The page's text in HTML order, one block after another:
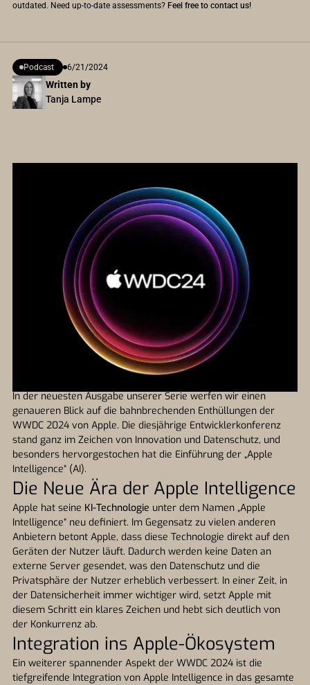
outdated. Need up-to-date assessments? Feel free to contact us!
Written by
Tanja Lampe
Podcast 6/21/2024
In der neuesten Ausgabe unserer Serie werfen wir einen
genaueren Blick auf die bahnbrechenden Enthüllungen der
WWDC 2024 von Apple. Die diesjährige Entwicklerkonferenz
stand ganz im Zeichen von Innovation und Datenschutz, und
besonders hervorgestochen hat die Einführung der „Apple
Intelligence“ (AI).
Die Neue Ära der Apple Intelligence
Apple hat seine KI-Technologie unter dem Namen „Apple
Intelligence“ neu definiert. Im Gegensatz zu vielen anderen
Anbietern betont Apple, dass diese Technologie direkt auf den
Geräten der Nutzer läuft. Dadurch werden keine Daten an
externe Server gesendet, was den Datenschutz und die
Privatsphäre der Nutzer erheblich verbessert. In einer Zeit, in
der Datensicherheit immer wichtiger wird, setzt Apple mit
diesem Schritt ein klares Zeichen und hebt sich deutlich von
der Konkurrenz ab.
Integration ins Apple-Ökosystem
Ein weiterer spannender Aspekt der WWDC 2024 ist die
tiefgreifende Integration von Apple Intelligence in das gesamte